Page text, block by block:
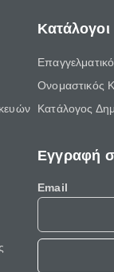
Κατάλογοι
Ονομαστικός
Κατάλογος
Εγγραφή
Email